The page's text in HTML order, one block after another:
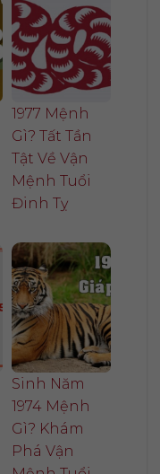
1977 Mệnh
Gì? Tất Tần
Tật Về Vận
Mệnh Tuổi
Đinh Tỵ
Sinh Năm
1974 Mệnh
Gì? Khám
Phá Vận